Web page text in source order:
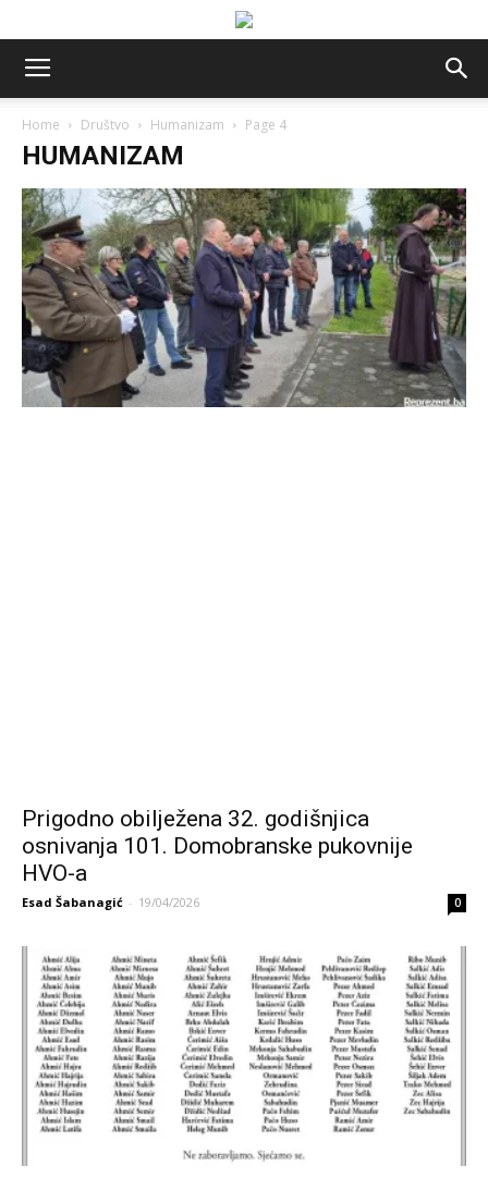
Home Društvo Humanizam Page 4
HUMANIZAM
Prigodno obilježena 32. godišnjica
osnivanja 101. Domobranske pukovnije
HVO-a
Esad Šabanagić - 19/04/2026 0